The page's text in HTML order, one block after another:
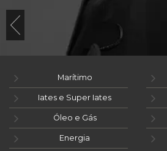
Marítimo
Iates e Super Iates
Óleo e Gás
Energia